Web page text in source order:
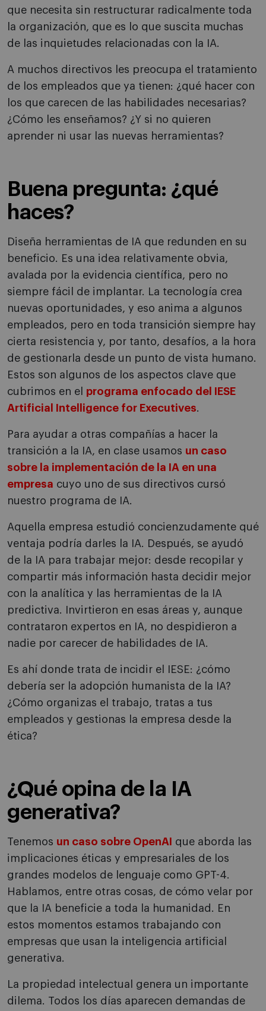
que necesita sin restructurar radicalmente toda
la organización, que es lo que suscita muchas
de las inquietudes relacionadas con la IA.
A muchos directivos les preocupa el tratamiento
de los empleados que ya tienen: ¿qué hacer con
los que carecen de las habilidades necesarias?
¿Cómo les enseñamos? ¿Y si no quieren
aprender ni usar las nuevas herramientas?
Buena pregunta: ¿qué
haces?
Diseña herramientas de IA que redunden en su
beneficio. Es una idea relativamente obvia,
avalada por la evidencia científica, pero no
siempre fácil de implantar. La tecnología crea
nuevas oportunidades, y eso anima a algunos
empleados, pero en toda transición siempre hay
cierta resistencia y, por tanto, desafíos, a la hora
de gestionarla desde un punto de vista humano.
Estos son algunos de los aspectos clave que
cubrimos en el programa enfocado del IESE
Artificial Intelligence for Executives.
Para ayudar a otras compañías a hacer la
transición a la IA, en clase usamos un caso
sobre la implementación de la IA en una
empresa cuyo uno de sus directivos cursó
nuestro programa de IA.
Aquella empresa estudió concienzudamente qué
ventaja podría darles la IA. Después, se ayudó
de la IA para trabajar mejor: desde recopilar y
compartir más información hasta decidir mejor
con la analítica y las herramientas de la IA
predictiva. Invirtieron en esas áreas y, aunque
contrataron expertos en IA, no despidieron a
nadie por carecer de habilidades de IA.
Es ahí donde trata de incidir el IESE: ¿cómo
debería ser la adopción humanista de la IA?
¿Cómo organizas el trabajo, tratas a tus
empleados y gestionas la empresa desde la
ética?
¿Qué opina de la IA
generativa?
Tenemos un caso sobre OpenAI
que aborda las
implicaciones éticas y empresariales de los
grandes modelos de lenguaje como GPT-4.
Hablamos, entre otras cosas, de cómo velar por
que la IA beneficie a toda la humanidad. En
estos momentos estamos trabajando con
empresas que usan la inteligencia artificial
generativa.
La propiedad intelectual genera un importante
dilema. Todos los días aparecen demandas de